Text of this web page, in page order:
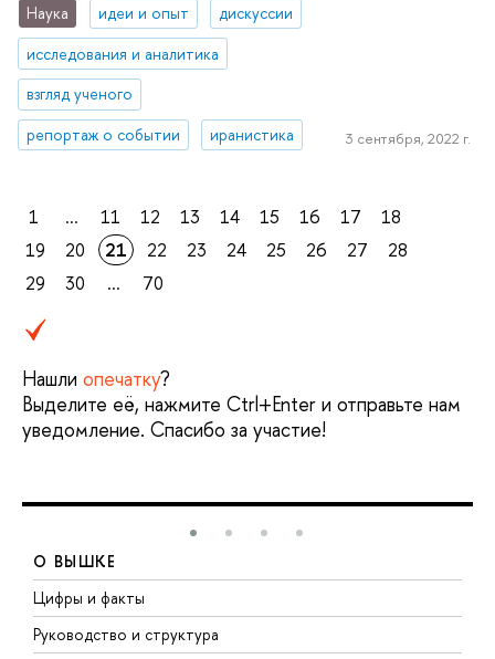
Наука идеи и опыт
дискуссии
исследования и аналитика
взгляд ученого
репортаж о событии
иранистика 3 сентября, 2022 г.
1 ... 11 12 13 14 15 16 17
18
19
20 21 22 23 24 25 26 27
28
29
30 ... 70
Нашли опечатку?
Выделите её, нажмите Ctrl+Enter и отправьте нам
уведомление. Спасибо за участие!
О ВЫШКЕ
Цифры и факты
Руководство и структура